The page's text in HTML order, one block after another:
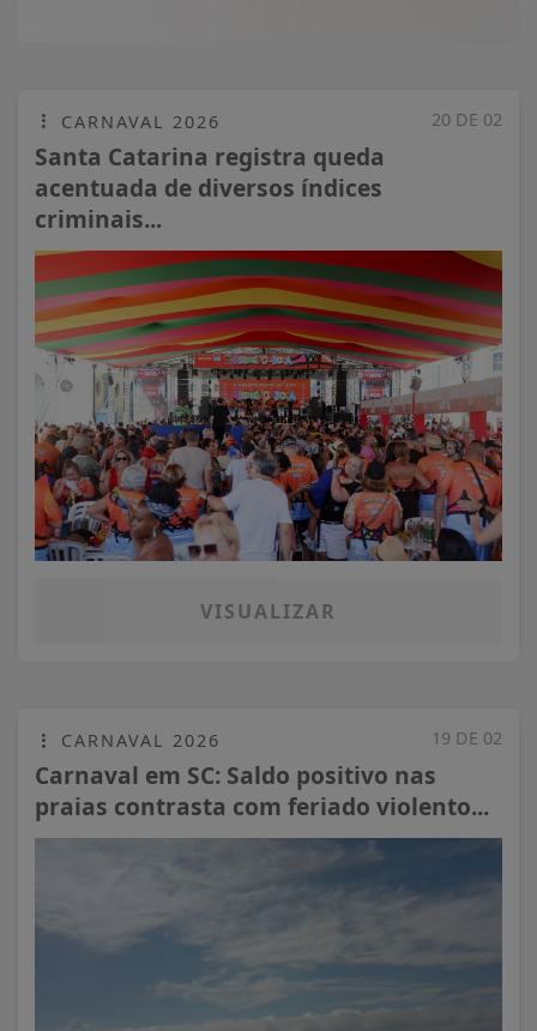
20 DE 02
CARNAVAL 2026
Santa Catarina registra queda
acentuada de diversos índices
criminais...
VISUALIZAR
19 DE 02
CARNAVAL 2026
Carnaval em SC: Saldo positivo nas
praias contrasta com feriado violento...